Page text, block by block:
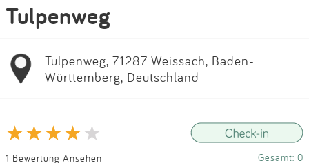
Tulpenweg
Tulpenweg, 71287 Weissach, Baden-
Württemberg, Deutschland
1 Bewertung Ansehen Gesamt: 0